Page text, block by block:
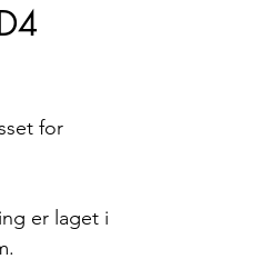
for
er laget i